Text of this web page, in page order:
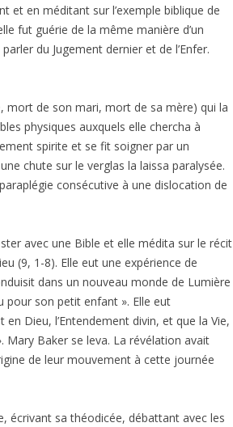
et en méditant sur l’exemple biblique de
fut guérie de la même manière d’un
du Jugement dernier et de l’Enfer.
mort de son mari, mort de sa mère) qui la
physiques auxquels elle chercha à
spirite et se fit soigner par un
chute sur le verglas la laissa paralysée.
consécutive à une dislocation de
avec une Bible et elle médita sur le récit
(9, 1-8). Elle eut une expérience de
dans un nouveau monde de Lumière
pour son petit enfant ». Elle eut
Dieu, l’Entendement divin, et que la Vie,
. Mary Baker se leva. La révélation avait
de leur mouvement à cette journée
écrivant sa théodicée, débattant avec les